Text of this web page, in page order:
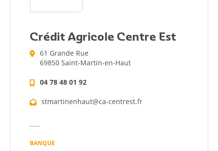
Crédit Agricole Centre Est
61 Grande Rue
69850 Saint-Martin-en-Haut
04 78 48 01 92
stmartinenhaut@ca-centrest.fr
BANQUE
Agenda
Actualités